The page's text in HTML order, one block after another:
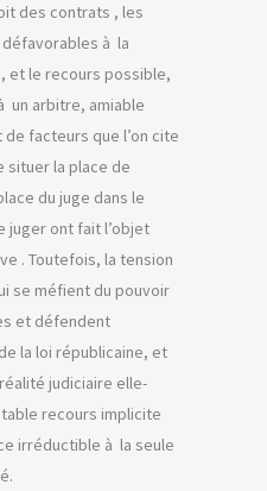
des contrats , les
à la
et le recours possible,
un arbitre, amiable
facteurs que l’on cite
situer la place de
du juge dans le
juger ont fait l’objet
. Toutefois, la tension
se méfient du pouvoir
et défendent
la loi républicaine, et
judiciaire elle-
recours implicite
irréductible à la seule